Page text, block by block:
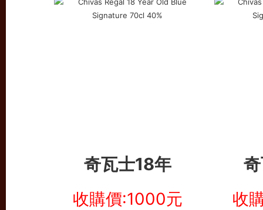
奇瓦士18年
收購價:1000元
收